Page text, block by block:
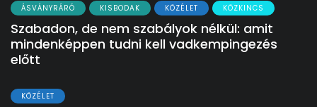
ÁSVÁNYRÁRÓ KISBODAK KÖZÉLET KÖZKINCS
Szabadon, de nem szabályok nélkül: amit
mindenképpen tudni kell vadkempingezés
előtt
KÖZÉLET